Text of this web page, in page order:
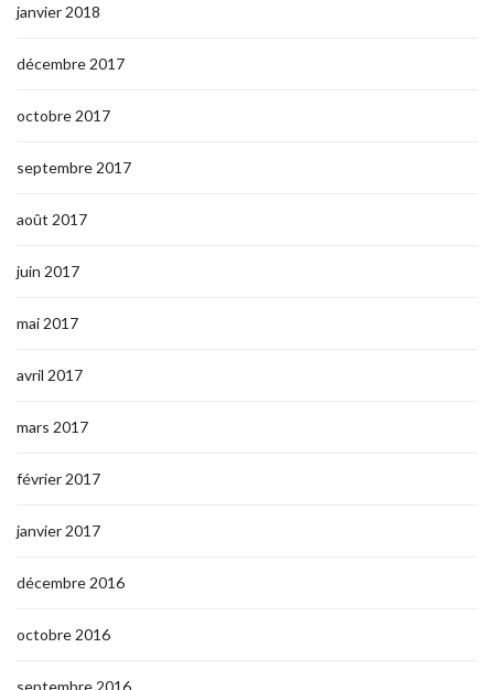
janvier 2018
décembre 2017
octobre 2017
septembre 2017
août 2017
juin 2017
mai 2017
avril 2017
mars 2017
février 2017
janvier 2017
décembre 2016
octobre 2016
septembre 2016